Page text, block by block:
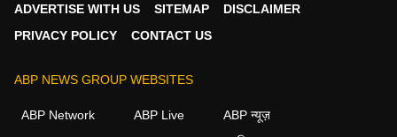
ADVERTISE WITH US
SITEMAP
DISCLAIMER
PRIVACY POLICY
CONTACT US
ABP NEWS GROUP WEBSITES
ABP Network ABP Live
ABP न्यूज़